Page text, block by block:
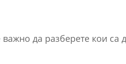
да разберете кои са